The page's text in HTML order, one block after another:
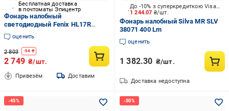
Бесплатная доставка
в почтоматы Эпицентр
Фонарь налобный
светодиодный Fenix HL17R
магнитный крепеж USB Type-C
аккумуляторный Black
(36551416)
оценить
2 803 -54 ₴
2 749 ₴/шт.
Привезём Доставим
1 244.07 ₴/шт.
До -10% з суперкредиткою Visa Вигода
Фонарь налобный Silva MR SLV
38071 400 Lm
оценить
1 382.30 ₴/шт.
Доставка недоступна